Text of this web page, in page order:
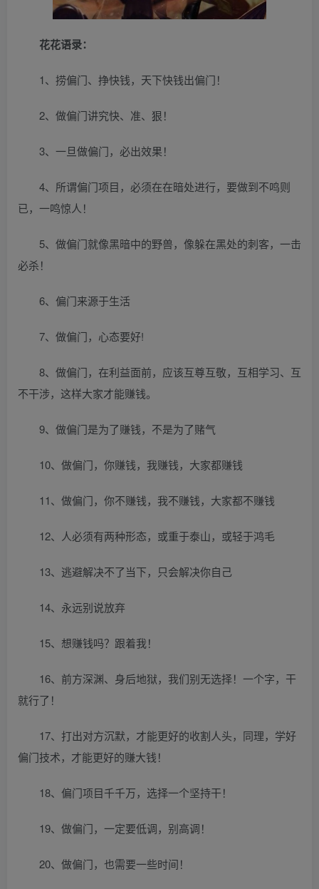
花花语录：
1、捞偏门、挣快钱，天下快钱出偏门！
2、做偏门讲究快、准、狠！
3、一旦做偏门，必出效果！
4、所谓偏门项目，必须在在暗处进行，要做到不鸣则
已，一鸣惊人！
5、做偏门就像黑暗中的野兽，像躲在黑处的刺客，一击
必杀！
6、偏门来源于生活
7、做偏门，心态要好!
8、做偏门，在利益面前，应该互尊互敬，互相学习、互
不干涉，这样大家才能赚钱。
9、做偏门是为了赚钱，不是为了赌气
10、做偏门，你赚钱，我赚钱，大家都赚钱
11、做偏门，你不赚钱，我不赚钱，大家都不赚钱
12、人必须有两种形态，或重于泰山，或轻于鸿毛
13、逃避解决不了当下，只会解决你自己
14、永远别说放弃
15、想赚钱吗？跟着我！
16、前方深渊、身后地狱，我们别无选择！一个字，干
就行了！
17、打出对方沉默，才能更好的收割人头，同理，学好
偏门技术，才能更好的赚大钱！
18、偏门项目千千万，选择一个坚持干！
19、做偏门，一定要低调，别高调！
20、做偏门，也需要一些时间！